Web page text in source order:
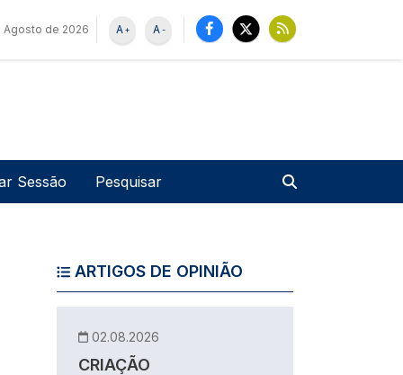
Agosto de 2026 -
A
+
A
de utilizador
Sessão
ARTIGOS DE OPINIÃO
02.08.2026
CRIAÇÃO